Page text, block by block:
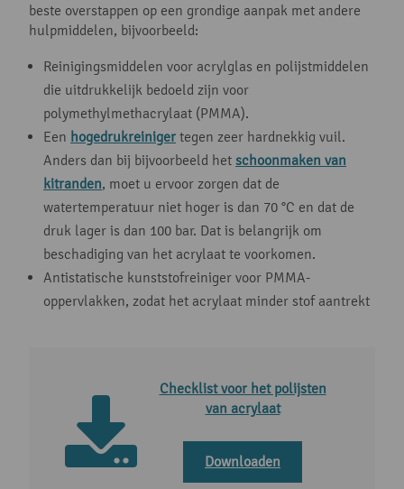
beste overstappen op een grondige aanpak met andere
hulpmiddelen, bijvoorbeeld:
Reinigingsmiddelen voor acrylglas en polijstmiddelen
die uitdrukkelijk bedoeld zijn voor
polymethylmethacrylaat (PMMA).
Een hogedrukreiniger tegen zeer hardnekkig vuil.
Anders dan bij bijvoorbeeld het schoonmaken van
kitranden, moet u ervoor zorgen dat de
watertemperatuur niet hoger is dan 70 °C en dat de
druk lager is dan 100 bar. Dat is belangrijk om
beschadiging van het acrylaat te voorkomen.
Antistatische kunststofreiniger voor PMMA-
oppervlakken, zodat het acrylaat minder stof aantrekt
Checklist voor het polijsten
van acrylaat
Downloaden